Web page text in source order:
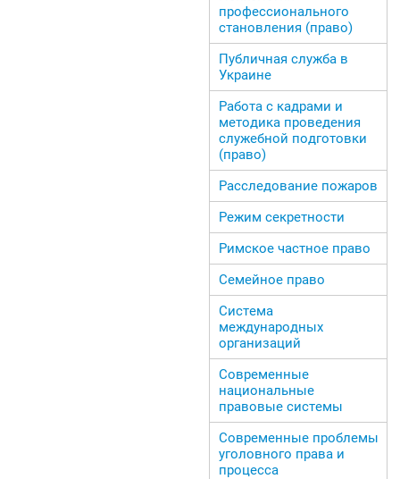
профессионального
становления (право)
Публичная служба в
Украине
Работа с кадрами и
методика проведения
служебной подготовки
(право)
Расследование пожаров
Режим секретности
Римское частное право
Семейное право
Система
международных
организаций
Современные
национальные
правовые системы
Современные проблемы
уголовного права и
процесса